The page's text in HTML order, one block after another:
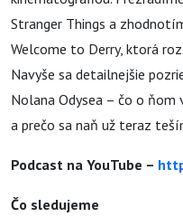
Stranger Things a
Welcome to Derry, ktorá
Navyše sa detailnejšie
Nolana Odysea – čo o ňom
a prečo sa naň už teraz
Podcast na YouTube –
Čo sledujeme